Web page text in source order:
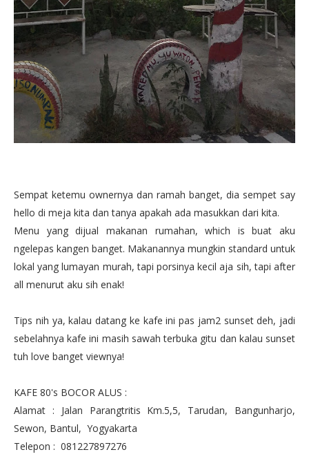
Sempat ketemu ownernya dan ramah banget, dia sempet say
hello di meja kita dan tanya apakah ada masukkan dari kita.
Menu yang dijual makanan rumahan, which is buat aku
ngelepas kangen banget. Makanannya mungkin standard untuk
lokal yang lumayan murah, tapi porsinya kecil aja sih, tapi after
all menurut aku sih enak!
Tips nih ya, kalau datang ke kafe ini pas jam2 sunset deh, jadi
sebelahnya kafe ini masih sawah terbuka gitu dan kalau sunset
tuh love banget viewnya!
KAFE 80's BOCOR ALUS :
Alamat : Jalan Parangtritis Km.5,5, Tarudan, Bangunharjo,
Sewon, Bantul, Yogyakarta
Telepon : 081227897276